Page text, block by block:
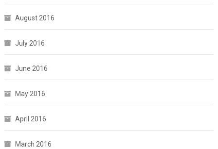
August 2016
July 2016
June 2016
May 2016
April 2016
March 2016